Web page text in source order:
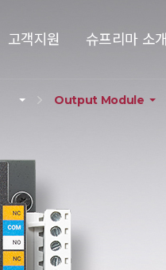
고객지원 슈프리마 소개
Output Module